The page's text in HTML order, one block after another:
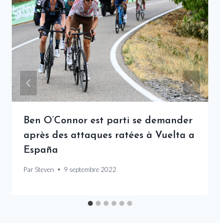
Ben O’Connor est parti se demander
après des attaques ratées à Vuelta a
España
Par Steven 9 septembre 2022